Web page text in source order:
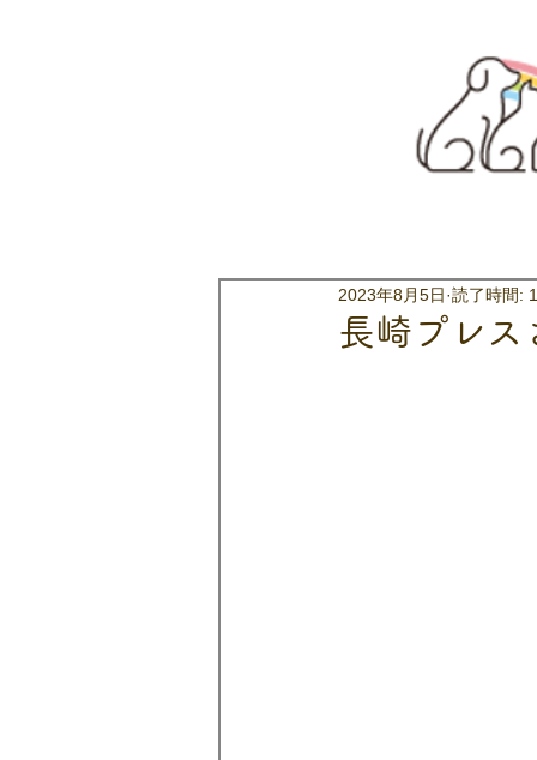
長崎プレス
2023年8月5日 読了時間: